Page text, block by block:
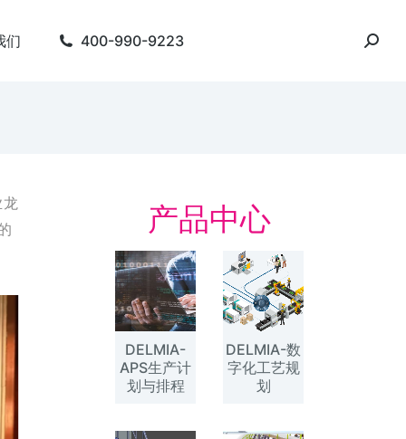
们 400-990-9223
产品中心
DELMIA-
APS生产计
划与排程
DELMIA-数
字化工艺规
划